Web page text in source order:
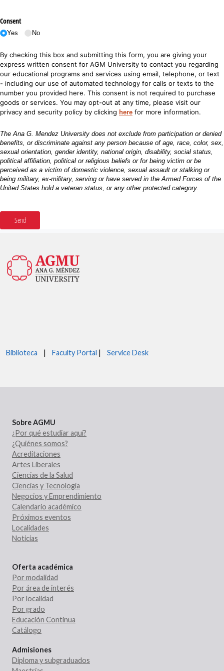
Biblioteca | Faculty Portal | Service Desk
Sobre AGMU
¿Por qué estudiar aquí?
¿Quiénes somos?
Acreditaciones
Artes Liberales
Ciencias de la Salud
Ciencias y Tecnología
Negocios y Emprendimiento
Calendario académico
Próximos eventos
Localidades
Noticias
Oferta académica
Por modalidad
Por área de interés
Por localidad
Por grado
Educación Continua
Catálogo
Admisiones
Diploma y subgraduados